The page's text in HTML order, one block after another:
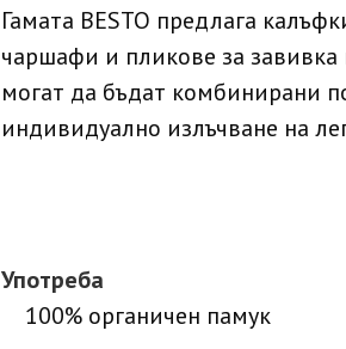
Гамата BESTO предлага
чаршафи и пликове за
могат да бъдат комбинирани
индивидуално излъчване на
Употреба
100% органичен памук